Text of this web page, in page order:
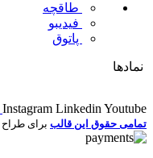
طاقچه
فیدیبو
پاتوق
نمادها
Instagram Linkedin Youtube
تمامی حقوق این قالب برای طراح